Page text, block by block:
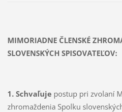
MIMORIADNE ČLENSKÉ
SLOVENSKÝCH SPISOVATEĽOV:
1. Schvaľuje postup pri zvolaní
zhromaždenia Spolku